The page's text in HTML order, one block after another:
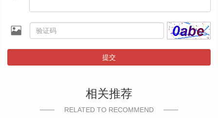
提交
相关推荐
RELATED TO RECOMMEND